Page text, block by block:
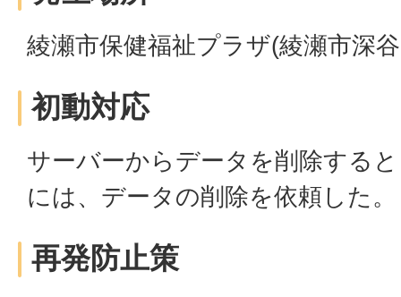
綾瀬市保健福祉プラザ(綾瀬市深
初動対応
サーバーからデータを削除する
には、データの削除を依頼した。
再発防止策